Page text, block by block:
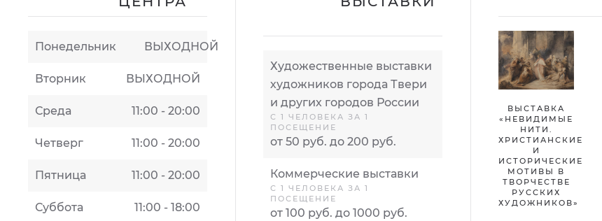
Понедельник ВЫХОДНОЙ
Вторник ВЫХОДНОЙ
Среда 11:00 - 20:00
Четверг 11:00 - 20:00
Пятница 11:00 - 20:00
Суббота 11:00 - 18:00
Художественные выставки
художников города Твери
и других городов России
С 1 ЧЕЛОВЕКА ЗА 1
ПОСЕЩЕНИЕ
от 50 руб. до 200 руб.
Коммерческие выставки
С 1 ЧЕЛОВЕКА ЗА 1
ПОСЕЩЕНИЕ
от 100 руб. до 1000 руб.
ВЫСТАВКА
«НЕВИДИМЫЕ
НИТИ.
ХРИСТИАНСКИЕ
И
ИСТОРИЧЕСКИЕ
МОТИВЫ В
ТВОРЧЕСТВЕ
РУССКИХ
ХУДОЖНИКОВ»